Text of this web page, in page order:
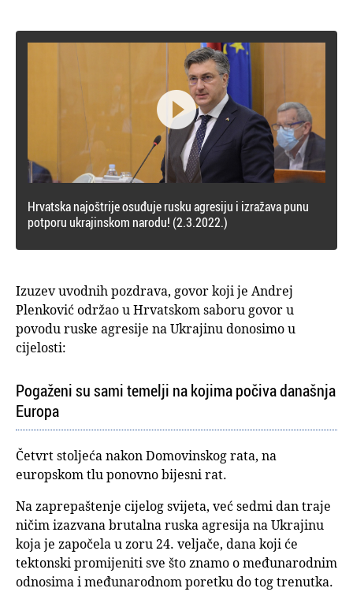

Hrvatska najoštrije osuđuje rusku agresiju i izražava punu
potporu ukrajinskom narodu! (2.3.2022.)
Izuzev uvodnih pozdrava, govor koji je Andrej
Plenković održao u Hrvatskom saboru govor u
povodu ruske agresije na Ukrajinu donosimo u
cijelosti:
Pogaženi su sami temelji na kojima počiva današnja
Europa
Četvrt stoljeća nakon Domovinskog rata, na
europskom tlu ponovno bijesni rat.
Na zaprepaštenje cijelog svijeta, već sedmi dan traje
ničim izazvana brutalna ruska agresija na Ukrajinu
koja je započela u zoru 24. veljače, dana koji će
tektonski promijeniti sve što znamo o međunarodnim
odnosima i međunarodnom poretku do tog trenutka.